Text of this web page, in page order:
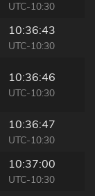
UTC-10:30
10:36:43
UTC-10:30
10:36:46
UTC-10:30
10:36:47
UTC-10:30
10:37:00
UTC-10:30